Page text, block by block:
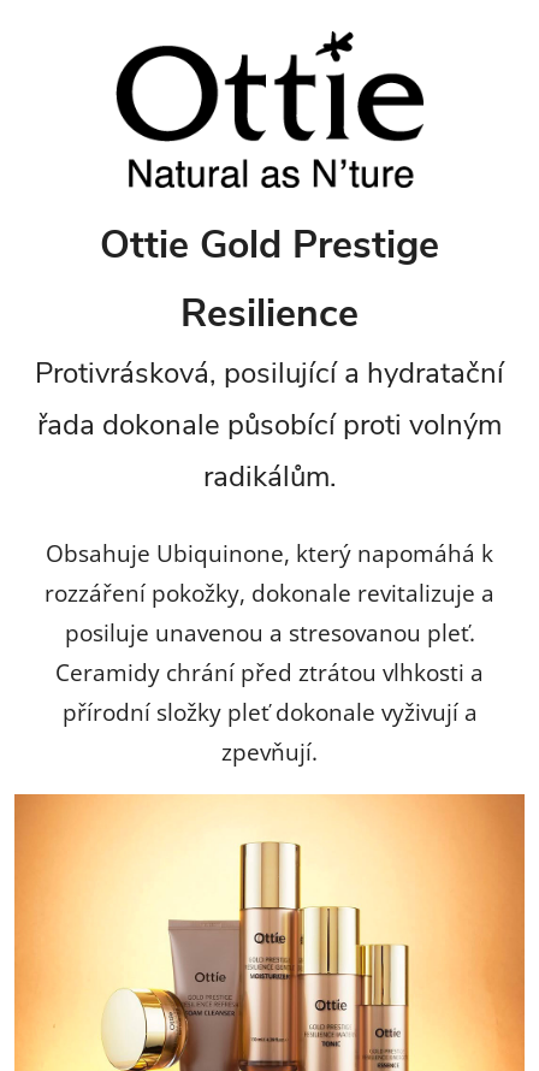
Ottie Gold Prestige
Resilience
Protivrásková, posilující a hydratační
řada dokonale působící proti volným
radikálům.
Obsahuje Ubiquinone, který napomáhá k
rozzáření pokožky, dokonale revitalizuje a
posiluje unavenou a stresovanou pleť.
Ceramidy chrání před ztrátou vlhkosti a
přírodní složky pleť dokonale vyživují a
zpevňují.